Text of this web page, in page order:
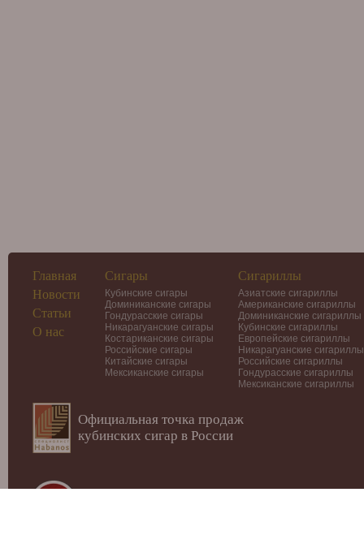
Главная
Новости
Статьи
О нас
Сигары
Кубинские сигары
Доминиканские сигары
Гондурасские сигары
Никарагуанские сигары
Костариканские сигары
Российские сигары
Китайские сигары
Мексиканские сигары
Сигариллы
Азиатские сигариллы
Американские сигариллы
Доминиканские сигариллы
Кубинские сигариллы
Европейские сигариллы
Никарагуанские сигариллы
Российские сигариллы
Гондурасские сигариллы
Мексиканские сигариллы
Официальная точка продаж
кубинских сигар в России